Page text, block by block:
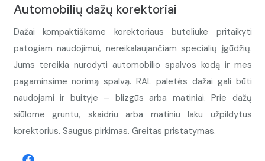
Automobilių dažų korektoriai
Dažai kompaktiškame korektoriaus buteliuke pritaikyti
patogiam naudojimui, nereikalaujančiam specialių įgūdžių.
Jums tereikia nurodyti automobilio spalvos kodą ir mes
pagaminsime norimą spalvą. RAL paletės dažai gali būti
naudojami ir buityje – blizgūs arba matiniai. Prie dažų
siūlome gruntu, skaidriu arba matiniu laku užpildytus
korektorius. Saugus pirkimas. Greitas pristatymas.